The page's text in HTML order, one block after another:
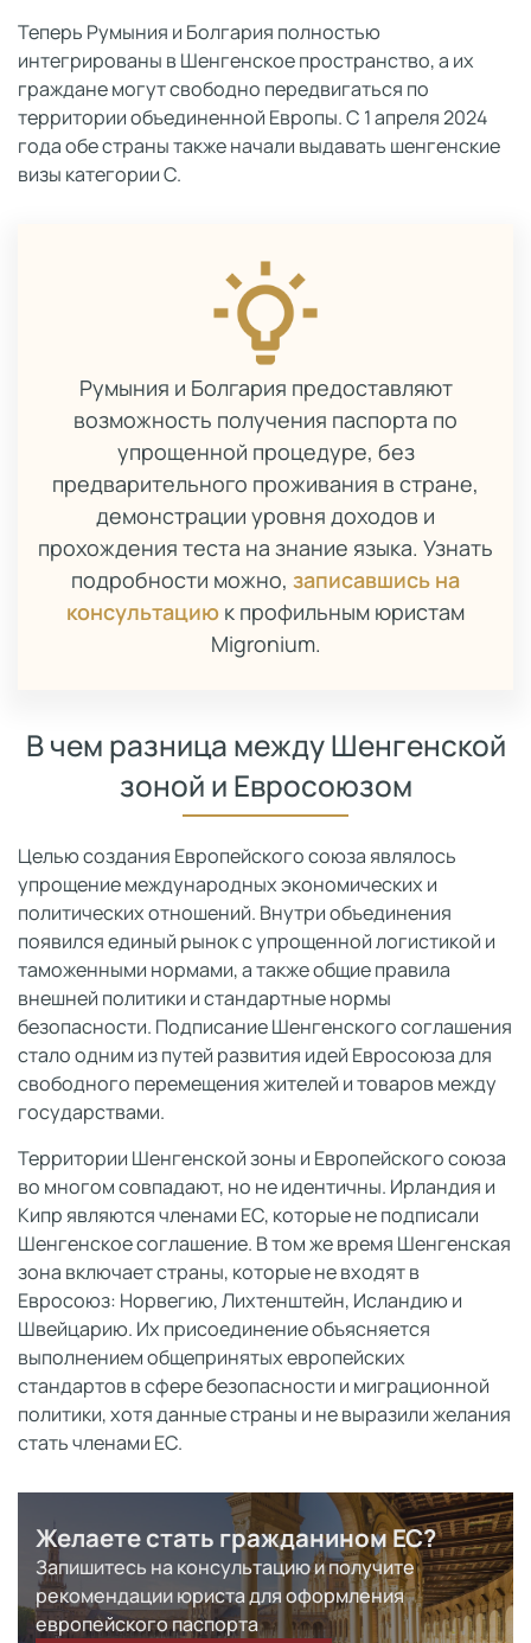
Теперь Румыния и Болгария полностью
интегрированы в Шенгенское пространство, а их
граждане могут свободно передвигаться по
территории объединенной Европы. С 1 апреля 2024
года обе страны также начали выдавать шенгенские
визы категории C.
Румыния и Болгария предоставляют
возможность получения паспорта по
упрощенной процедуре, без
предварительного проживания в стране,
демонстрации уровня доходов и
прохождения теста на знание языка. Узнать
подробности можно, записавшись на
консультацию к профильным юристам
Migronium.
В чем разница между Шенгенской
зоной и Евросоюзом
Целью создания Европейского союза являлось
упрощение международных экономических и
политических отношений. Внутри объединения
появился единый рынок с упрощенной логистикой и
таможенными нормами, а также общие правила
внешней политики и стандартные нормы
безопасности. Подписание Шенгенского соглашения
стало одним из путей развития идей Евросоюза для
свободного перемещения жителей и товаров между
государствами.
Территории Шенгенской зоны и Европейского союза
во многом совпадают, но не идентичны. Ирландия и
Кипр являются членами ЕС, которые не подписали
Шенгенское соглашение. В том же время Шенгенская
зона включает страны, которые не входят в
Евросоюз: Норвегию, Лихтенштейн, Исландию и
Швейцарию. Их присоединение объясняется
выполнением общепринятых европейских
стандартов в сфере безопасности и миграционной
политики, хотя данные страны и не выразили желания
стать членами ЕС.
Желаете стать гражданином ЕС?
Запишитесь на консультацию и получите
рекомендации юриста для оформления
европейского паспорта